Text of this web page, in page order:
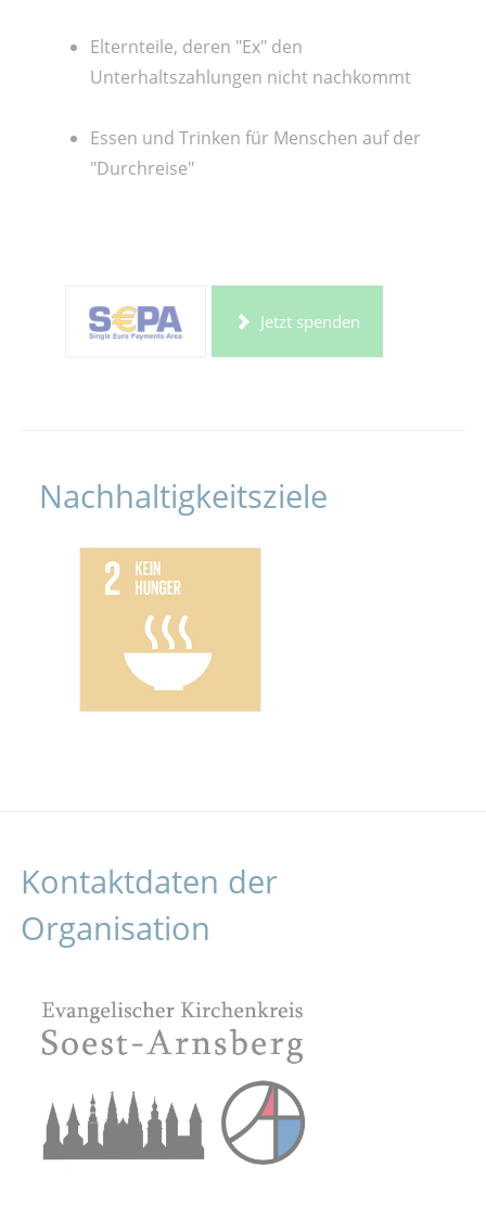
Elternteile, deren "Ex" den
Unterhaltszahlungen nicht nachkommt
Essen und Trinken für Menschen auf der
"Durchreise"
Jetzt spenden
Nachhaltigkeitsziele
Kontaktdaten der
Organisation